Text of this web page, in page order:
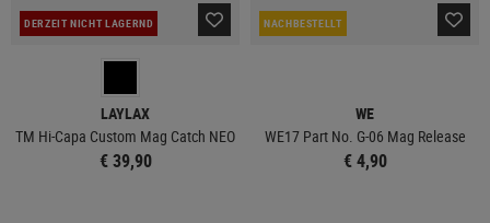
DERZEIT NICHT LAGERND
LAYLAX
TM Hi-Capa Custom Mag Catch NEO
€ 39,90
NACHBESTELLT
WE
WE17 Part No. G-06 Mag Release
€ 4,90